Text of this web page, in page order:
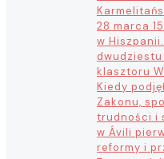
28 marca
w
dwudziestu
klasztoru
Kiedy
Zakonu,
trudności i
w Ávili
reformy i